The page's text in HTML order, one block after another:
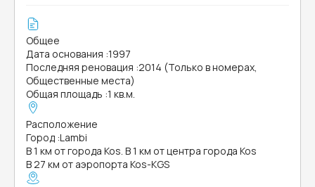
Общее
Дата основания :1997
Последняя реновация :2014 (Только в номерах,
Общественные места)
Общая площадь :1 кв.м.
Расположение
Город :Lambi
В 1 км от города Kos. В 1 км от центра города Kos
В 27 км от аэропорта Kos-KGS